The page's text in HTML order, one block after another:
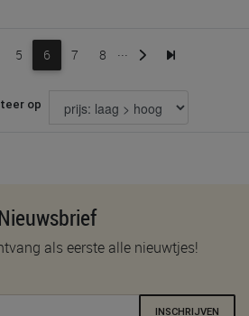
5 6 7 8 ...
op
als eerste alle nieuwtjes!
INSCHRIJVEN